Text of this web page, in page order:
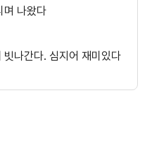
며 나왔다
나간다. 심지어 재미있다